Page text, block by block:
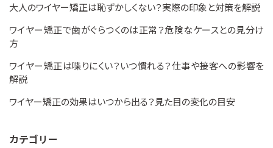
大人のワイヤー矯正は恥ずかしくない？実際の印象と対策を解説
ワイヤー矯正で歯がぐらつくのは正常？危険なケースとの見分け
方
ワイヤー矯正は喋りにくい？いつ慣れる？仕事や接客への影響を
解説
ワイヤー矯正の効果はいつから出る？見た目の変化の目安
カテゴリー